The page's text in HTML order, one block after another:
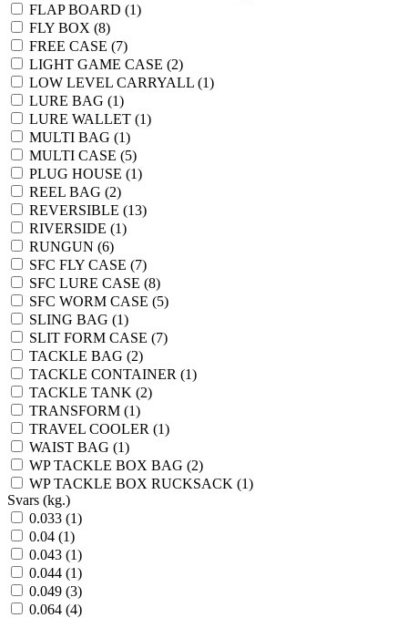
FLAP BOARD (1)
FLY BOX (8)
FREE CASE (7)
LIGHT GAME CASE (2)
LOW LEVEL CARRYALL (1)
LURE BAG (1)
LURE WALLET (1)
MULTI BAG (1)
MULTI CASE (5)
PLUG HOUSE (1)
REEL BAG (2)
REVERSIBLE (13)
RIVERSIDE (1)
RUNGUN (6)
SFC FLY CASE (7)
SFC LURE CASE (8)
SFC WORM CASE (5)
SLING BAG (1)
SLIT FORM CASE (7)
TACKLE BAG (2)
TACKLE CONTAINER (1)
TACKLE TANK (2)
TRANSFORM (1)
TRAVEL COOLER (1)
WAIST BAG (1)
WP TACKLE BOX BAG (2)
WP TACKLE BOX RUCKSACK (1)
Svars (kg.)
0.033 (1)
0.04 (1)
0.043 (1)
0.044 (1)
0.049 (3)
0.064 (4)